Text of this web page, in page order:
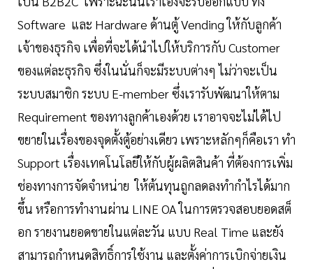
Software และ Hardware ด้านตู้ Vending ให้กับลูกค้า
เจ้าของธุรกิจ เพื่อที่จะได้นำไปให้บริการกับ Customer
ของแต่ละธุรกิจ ซึ่งในนั่นก็จะมีระบบต่างๆ ไม่ว่าจะเป็น
ระบบสมาชิก ระบบ E-member ซึ่งเรารับพัฒนาให้ตาม
Requirement ของทางลูกค้าเองด้วย เราอาจจะไม่ได้ไป
ขยายในเรื่องของจุดตั้งตู้อย่างเดียว เพราะหลักๆก็คือเรา ทำ
Support เรื่องเทคโนโลยีให้กับผู้ผลิตสินค้า ที่ต้องการเพิ่ม
ช่องทางการจัดจำหน่าย ให้ต้นทุนถูกลดลงทำกำไรได้มาก
ขึ้น หรือการทำงานผ่าน LINE OA ในการตรวจสอบยอดสต็
อก รายงานยอดขายในแต่ละวัน แบบ Real Time และยัง
สามารถกำหนดสิทธิ์การใช้งาน และตั้งค่าการเบิกจ่ายเงิน